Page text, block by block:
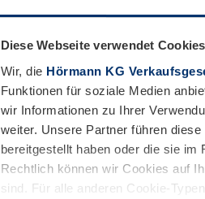
Diese Webseite verwendet Cookies
Wir, die Hörmann KG
Funktionen für soziale Medien
wir Informationen zu Ihrer
weiter. Unsere Partner führen
bereitgestellt haben oder die sie im
Rechtlich können wir Cookies auf
sind. Für alle anderen Cookie-